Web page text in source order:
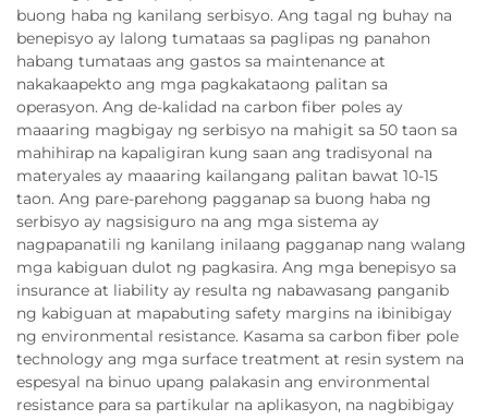
buong haba ng kanilang serbisyo. Ang tagal ng buhay na
benepisyo ay lalong tumataas sa paglipas ng panahon
habang tumataas ang gastos sa maintenance at
nakakaapekto ang mga pagkakataong palitan sa
operasyon. Ang de-kalidad na carbon fiber poles ay
maaaring magbigay ng serbisyo na mahigit sa 50 taon sa
mahihirap na kapaligiran kung saan ang tradisyonal na
materyales ay maaaring kailangang palitan bawat 10-15
taon. Ang pare-parehong pagganap sa buong haba ng
serbisyo ay nagsisiguro na ang mga sistema ay
nagpapanatili ng kanilang inilaang pagganap nang walang
mga kabiguan dulot ng pagkasira. Ang mga benepisyo sa
insurance at liability ay resulta ng nabawasang panganib
ng kabiguan at mapabuting safety margins na ibinibigay
ng environmental resistance. Kasama sa carbon fiber pole
technology ang mga surface treatment at resin system na
espesyal na binuo upang palakasin ang environmental
resistance para sa partikular na aplikasyon, na nagbibigay